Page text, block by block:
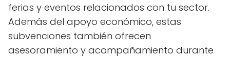
ferias y eventos relacionados con tu sector.
Además del apoyo económico, estas
subvenciones también ofrecen
asesoramiento y acompañamiento durante